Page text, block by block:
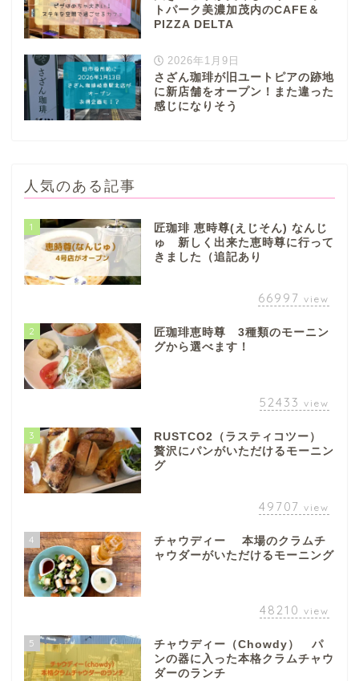
トパーク美濃加茂内のCAFE＆
PIZZA DELTA
2026年1月9日
さざん珈琲が旧ユートピアの跡地
に新店舗をオープン！また違った
感じになりそう
人気のある記事
1
匠珈琲 恵時尊(えじそん) なんじ
ゅ 新しく出来た恵時尊に行って
きました（追記あり
66997 view
2
匠珈琲恵時尊 3種類のモーニン
グから選べます！
52433 view
3
RUSTCO2（ラスティコツー）
贅沢にパンがいただけるモーニン
グ
49707 view
4
チャウディー 本場のクラムチ
ャウダーがいただけるモーニング
48210 view
5
チャウディー（Chowdy） パ
ンの器に入った本格クラムチャウ
ダーのランチ